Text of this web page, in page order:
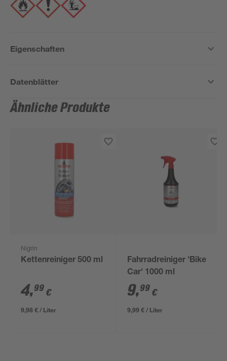
Eigenschaften
Datenblätter
Ähnliche Produkte
Nigrin
Kettenreiniger 500 ml
4,99 €
9,98 € / Liter
Fahrradreiniger 'Bike
Car' 1000 ml
9,99 €
9,99 € / Liter